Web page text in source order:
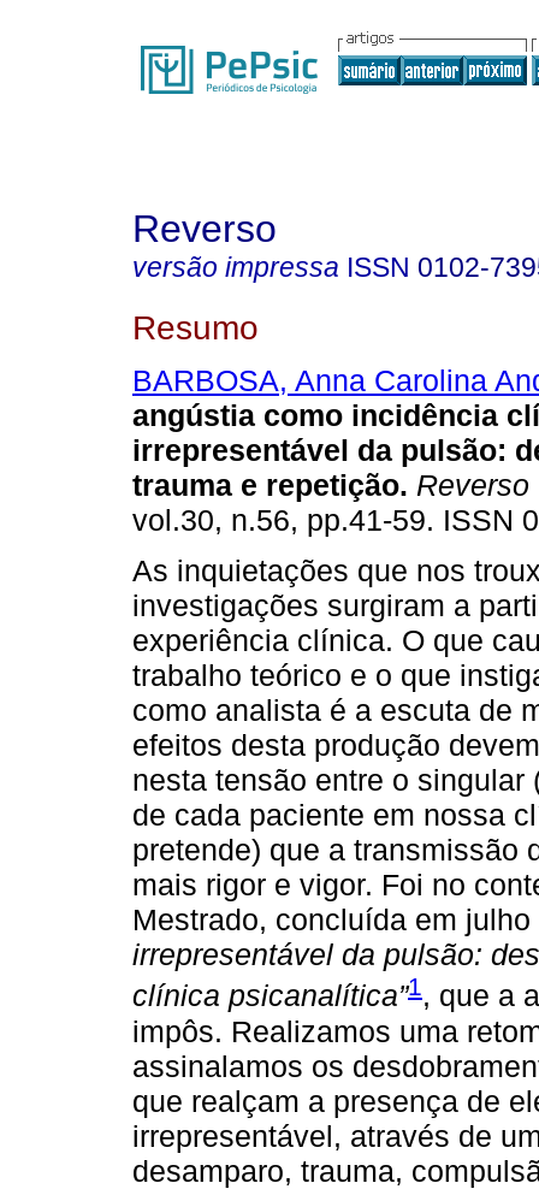
Reverso
versão impressa ISSN 0102-
Resumo
BARBOSA, Anna Carolina
angústia como incidência
irrepresentável da pulsão:
trauma e repetição. Reverso
vol.30, n.56, pp.41-59. ISSN
As inquietações que nos
investigações surgiram a
experiência clínica. O que
trabalho teórico e o que
como analista é a escuta de
efeitos desta produção
nesta tensão entre o
de cada paciente em nossa
pretende) que a transmissão
mais rigor e vigor. Foi no
Mestrado, concluída em
irrepresentável da pulsão:
clínica psicanalítica”1, que a
impôs. Realizamos uma
assinalamos os
que realçam a presença de
irrepresentável, através de
desamparo, trauma,